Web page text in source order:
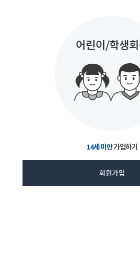
14세 미만가입하기
회원가입